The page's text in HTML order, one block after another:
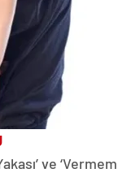
ve ‘Vermem